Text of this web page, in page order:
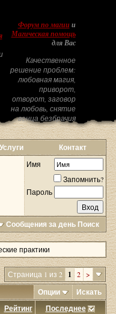
Форум по магиии
Магическая помощь
для Вас
Качественное
решение проблем:
любовная магия,
приворот,
отворот, заговор
на любовь, снятие
венца безбрачия
Услуги Контакт
Имя
Запомнить?
Пароль
Сообщения за день Поиск
практики
Страница 1 из 2 1 2 >
Опции
Искать
Рейтинг
Последнее